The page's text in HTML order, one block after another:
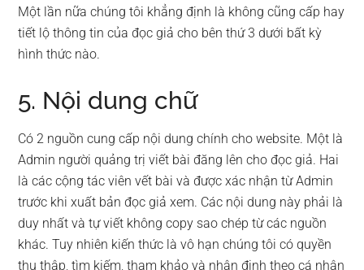
Một lần nữa chúng tôi khẳng định là không cũng cấp hay
tiết lộ thông tin của đọc giả cho bên thứ 3 dưới bất kỳ
hình thức nào.
5. Nội dung chữ
Có 2 nguồn cung cấp nội dung chính cho website. Một là
Admin người quảng trị viết bài đăng lên cho đọc giả. Hai
là các cộng tác viên vết bài và được xác nhận từ Admin
trước khi xuất bản đọc giả xem. Các nội dung này phải là
duy nhất và tự viết không copy sao chép từ các nguồn
khác. Tuy nhiên kiến thức là vô hạn chúng tôi có quyền
thu thập, tìm kiếm, tham khảo và nhận định theo cá nhân